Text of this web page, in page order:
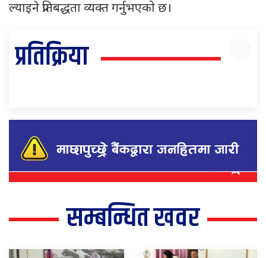
ल्याइने प्रतिबद्धता व्यक्त गर्नुभएको छ।
प्रतिक्रिया
सम्बन्धित खवर